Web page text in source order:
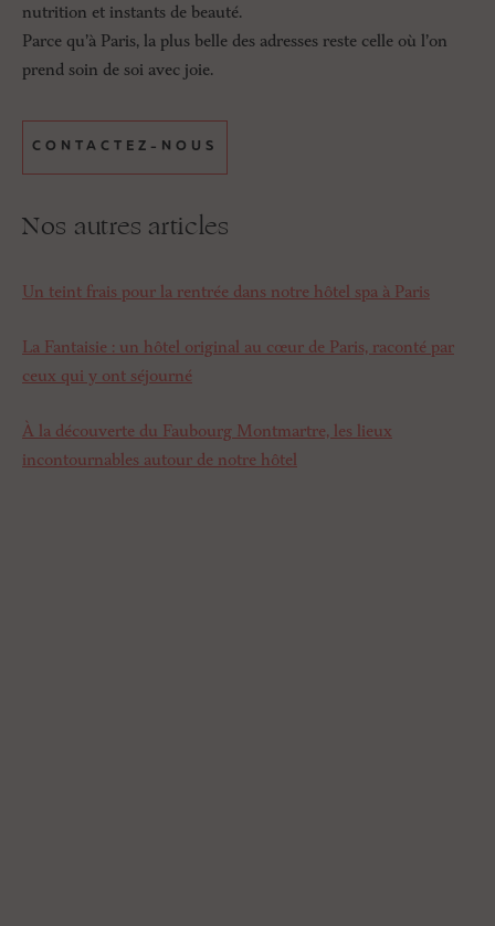
nutrition et instants de beauté.
Parce qu’à Paris, la plus belle des adresses reste celle où l’on
prend soin de soi avec joie.
CONTACTEZ-NOUS
Nos autres articles
Un teint frais pour la rentrée dans notre hôtel spa à Paris
La Fantaisie : un hôtel original au cœur de Paris, raconté par
ceux qui y ont séjourné
À la découverte du Faubourg Montmartre, les lieux
incontournables autour de notre hôtel